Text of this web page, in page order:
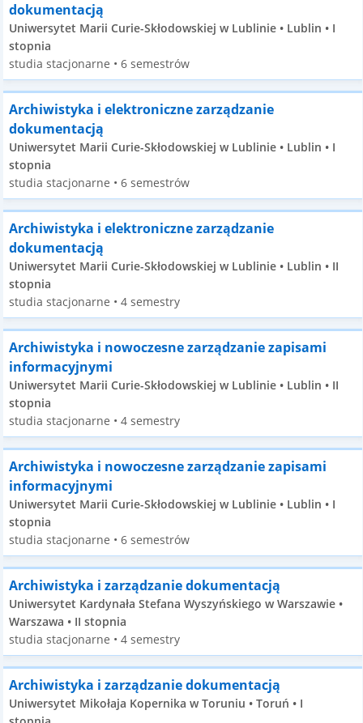
dokumentacją
Uniwersytet Marii Curie-Skłodowskiej w Lublinie • Lublin • I
stopnia
studia stacjonarne • 6 semestrów
Archiwistyka i elektroniczne zarządzanie
dokumentacją
Uniwersytet Marii Curie-Skłodowskiej w Lublinie • Lublin • I
stopnia
studia stacjonarne • 6 semestrów
Archiwistyka i elektroniczne zarządzanie
dokumentacją
Uniwersytet Marii Curie-Skłodowskiej w Lublinie • Lublin • II
stopnia
studia stacjonarne • 4 semestry
Archiwistyka i nowoczesne zarządzanie zapisami
informacyjnymi
Uniwersytet Marii Curie-Skłodowskiej w Lublinie • Lublin • II
stopnia
studia stacjonarne • 4 semestry
Archiwistyka i nowoczesne zarządzanie zapisami
informacyjnymi
Uniwersytet Marii Curie-Skłodowskiej w Lublinie • Lublin • I
stopnia
studia stacjonarne • 6 semestrów
Archiwistyka i zarządzanie dokumentacją
Uniwersytet Kardynała Stefana Wyszyńskiego w Warszawie •
Warszawa • II stopnia
studia stacjonarne • 4 semestry
Archiwistyka i zarządzanie dokumentacją
Uniwersytet Mikołaja Kopernika w Toruniu • Toruń • I